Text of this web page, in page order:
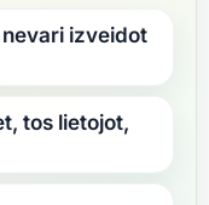
izveidot
tos lietojot,